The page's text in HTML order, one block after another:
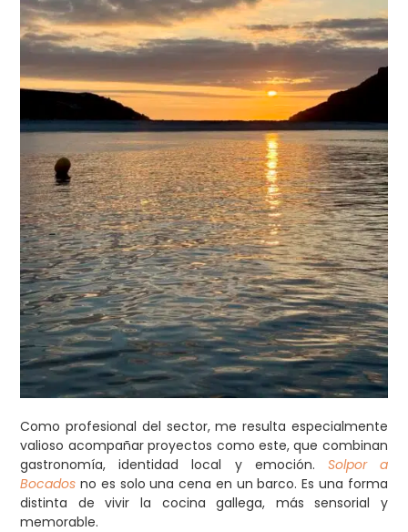
Como profesional del sector, me resulta especialmente
valioso acompañar proyectos como este, que combinan
gastronomía, identidad local y emoción. Solpor a
Bocados no es solo una cena en un barco. Es una forma
distinta de vivir la cocina gallega, más sensorial y
memorable.